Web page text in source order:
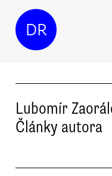
DR
Lubomír
Články autora